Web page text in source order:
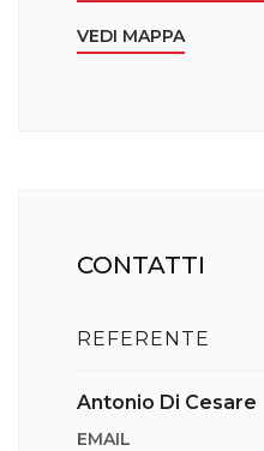
VEDI MAPPA
CONTATTI
REFERENTE
Antonio Di Cesare
EMAIL